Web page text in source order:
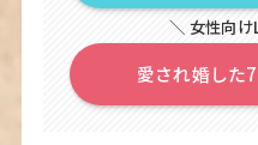
＼ 女性向け
愛され婚した